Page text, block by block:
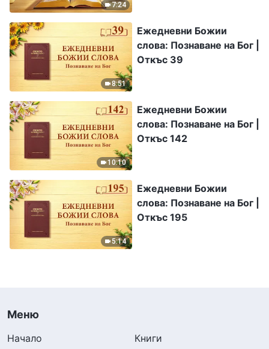
7:24
8:51
Ежедневни Божии
слова: Познаване на Бог |
Откъс 39
10:10
Ежедневни Божии
слова: Познаване на Бог |
Откъс 142
5:14
Ежедневни Божии
слова: Познаване на Бог |
Откъс 195
Меню
Начало
Книги